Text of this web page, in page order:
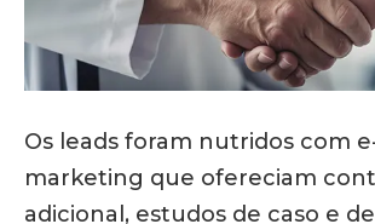
Os leads foram nutridos com
marketing que ofereciam
adicional, estudos de caso e